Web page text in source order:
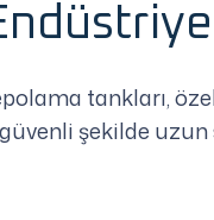
tankları,
güvenli şekilde